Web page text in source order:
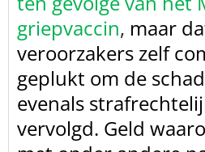
griepvaccin, maar
veroorzakers zelf
geplukt om de
evenals
vervolgd. Geld